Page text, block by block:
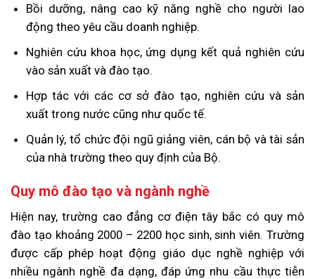
Bồi dưỡng, nâng cao kỹ năng nghề cho người lao
động theo yêu cầu doanh nghiệp.
Nghiên cứu khoa học, ứng dụng kết quả nghiên cứu
vào sản xuất và đào tạo.
Hợp tác với các cơ sở đào tạo, nghiên cứu và sản
xuất trong nước cũng như quốc tế.
Quản lý, tổ chức đội ngũ giảng viên, cán bộ và tài sản
của nhà trường theo quy định của Bộ.
Quy mô đào tạo và ngành nghề
Hiện nay, trường cao đẳng cơ điện tây bắc có quy mô
đào tạo khoảng 2000 – 2200 học sinh, sinh viên. Trường
được cấp phép hoạt động giáo dục nghề nghiệp với
nhiều ngành nghề đa dạng, đáp ứng nhu cầu thực tiễn